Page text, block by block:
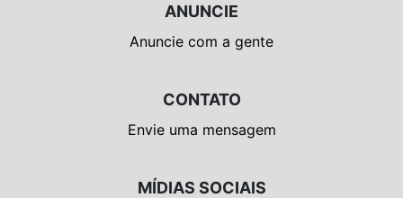
ANUNCIE
Anuncie com a gente
CONTATO
Envie uma mensagem
MÍDIAS SOCIAIS